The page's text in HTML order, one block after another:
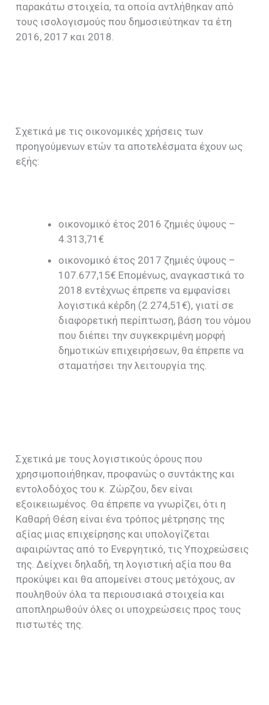
παρακάτω στοιχεία, τα οποία αντλήθηκαν από
τους ισολογισμούς που δημοσιεύτηκαν τα έτη
2016, 2017 και 2018.
Σχετικά με τις οικονομικές χρήσεις των
προηγούμενων ετών τα αποτελέσματα έχουν ως
εξής:
οικονομικό έτος 2016 ζημιές ύψους –
4.313,71€
οικονομικό έτος 2017 ζημιές ύψους –
107.677,15€ Επομένως, αναγκαστικά το
2018 εντέχνως έπρεπε να εμφανίσει
λογιστικά κέρδη (2.274,51€), γιατί σε
διαφορετική περίπτωση, βάση του νόμου
που διέπει την συγκεκριμένη μορφή
δημοτικών επιχειρήσεων, θα έπρεπε να
σταματήσει την λειτουργία της.
Σχετικά με τους λογιστικούς όρους που
χρησιμοποιήθηκαν, προφανώς ο συντάκτης και
εντολοδόχος του κ. Ζώρζου, δεν είναι
εξοικειωμένος. Θα έπρεπε να γνωρίζει, ότι η
Καθαρή Θέση είναι ένα τρόπος μέτρησης της
αξίας μιας επιχείρησης και υπολογίζεται
αφαιρώντας από το Ενεργητικό, τις Υποχρεώσεις
της. Δείχνει δηλαδή, τη λογιστική αξία που θα
προκύψει και θα απομείνει στους μετόχους, αν
πουληθούν όλα τα περιουσιακά στοιχεία και
αποπληρωθούν όλες οι υποχρεώσεις προς τους
πιστωτές της.